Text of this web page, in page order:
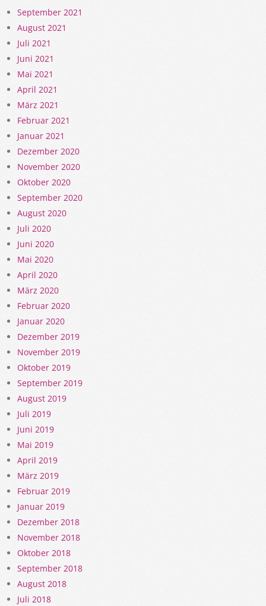
September 2021
August 2021
Juli 2021
Juni 2021
Mai 2021
April 2021
März 2021
Februar 2021
Januar 2021
Dezember 2020
November 2020
Oktober 2020
September 2020
August 2020
Juli 2020
Juni 2020
Mai 2020
April 2020
März 2020
Februar 2020
Januar 2020
Dezember 2019
November 2019
Oktober 2019
September 2019
August 2019
Juli 2019
Juni 2019
Mai 2019
April 2019
März 2019
Februar 2019
Januar 2019
Dezember 2018
November 2018
Oktober 2018
September 2018
August 2018
Juli 2018